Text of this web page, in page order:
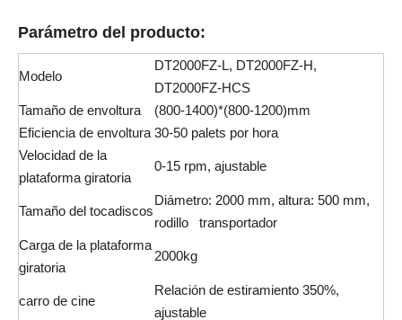
Parámetro del producto:
Modelo
DT2000FZ-L, DT2000FZ-H,
DT2000FZ-HCS
Tamaño de envoltura
(800-1400)*(800-1200)mm
Eficiencia de envoltura 30-50 palets por hora
Velocidad de la
plataforma giratoria
0-15 rpm, ajustable
Tamaño del tocadiscos
Diámetro: 2000 mm, altura: 500 mm,
rodillo transportador
Carga de la plataforma
giratoria
2000kg
carro de cine
Relación de estiramiento 350%,
ajustable